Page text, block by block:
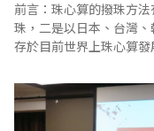
前言：珠心算的撥珠方
珠，二是以日本、台灣
存於目前世界上珠心算
遞，最早接觸的資訊，
的因素，珠心算進入很
本及台灣教學技術為主